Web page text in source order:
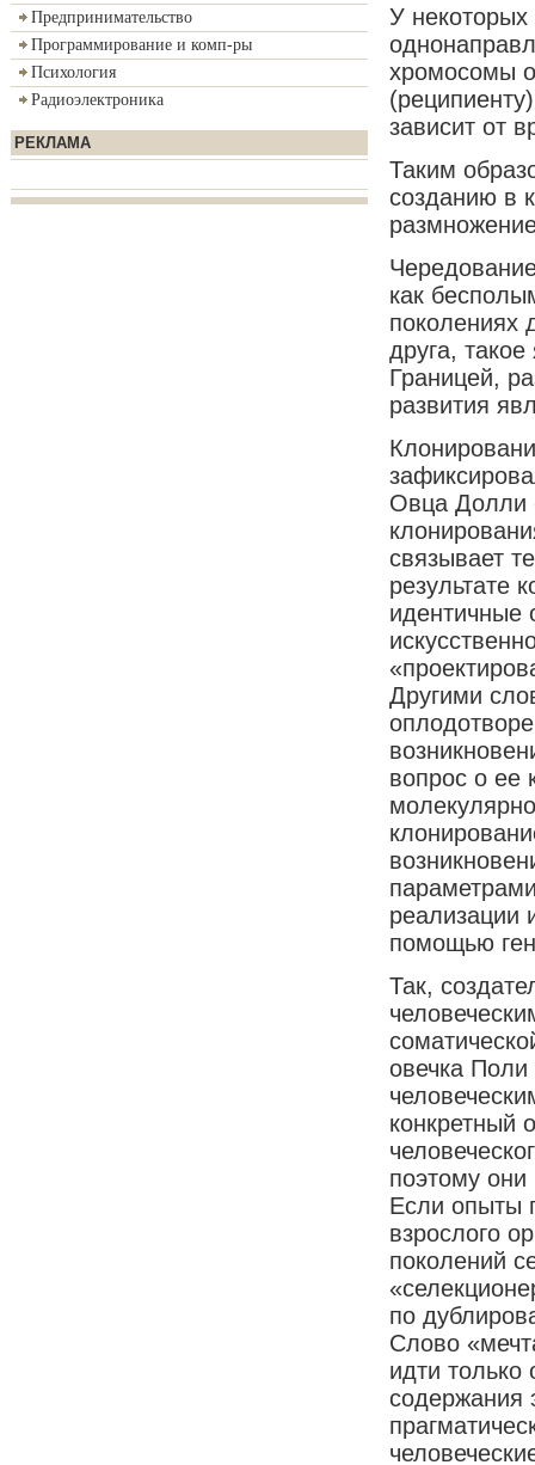
Предпринимательство
Программирование и комп-ры
Психология
Радиоэлектроника
РЕКЛАМА
У некоторых
хромосомы
зависит от
Таким
созданию в
как
поколениях
друга,
Границей,
развития
Овца Долли
связывает
результате
идентичные
Другими
вопрос о ее
реализации
помощью
Так,
овечка Поли
конкретный
поэтому
Если опыты
взрослого
поколений
по
Слово
идти
содержания